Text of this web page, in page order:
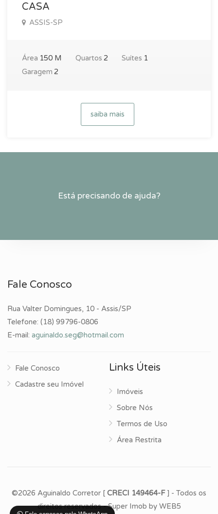
CASA
ASSIS-SP
Área 150 M Quartos 2 Suítes 1
Garagem 2
saiba mais
Está precisando de ajuda?
Fale Conosco
Rua Valter Domingues, 10 - Assis/SP
Telefone: (18) 99796-0806
E-mail: aguinaldo.seg@hotmail.com
Fale Conosco
Cadastre seu Imóvel
Links Úteis
Imóveis
Sobre Nós
Termos de Uso
Área Restrita
©2026 Aguinaldo Corretor [ CRECI 149464-F] - Todos os
direitos reservados -Super Imob by WEB5